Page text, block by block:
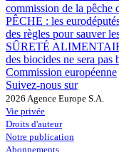
commission de la pêche
PÊCHE : les
des règles pour sauver
SÛRETÉ
des biocides ne sera pas
Commission européenne
Suivez-nous sur
2026 Agence Europe S.A.
Vie privée
Droits d'auteur
Notre publication
Abonnements